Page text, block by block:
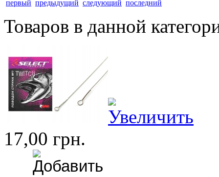
первый предыдущий следующий последний
Товаров в данной
17,00 грн.